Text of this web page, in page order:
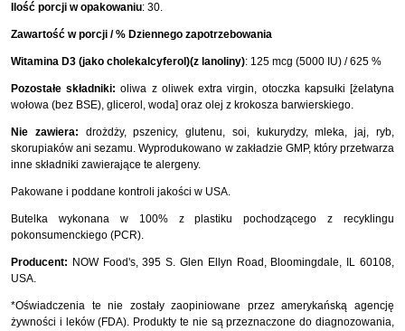
Ilość porcji w opakowaniu: 30.
Zawartość w porcji / % Dziennego zapotrzebowania
Witamina D3 (jako cholekalcyferol)(z lanoliny): 125 mcg (5000 IU) / 625 %
Pozostałe składniki: oliwa z oliwek extra virgin, otoczka kapsułki [żelatyna
wołowa (bez BSE), glicerol, woda] oraz olej z krokosza barwierskiego.
Nie zawiera: drożdży, pszenicy, glutenu, soi, kukurydzy, mleka, jaj, ryb,
skorupiaków ani sezamu. Wyprodukowano w zakładzie GMP, który przetwarza
inne składniki zawierające te alergeny.
Pakowane i poddane kontroli jakości w USA.
Butelka wykonana w 100% z plastiku pochodzącego z recyklingu
pokonsumenckiego (PCR).
Producent: NOW Food's, 395 S. Glen Ellyn Road, Bloomingdale, IL 60108,
USA.
*Oświadczenia te nie zostały zaopiniowane przez amerykańską agencję
żywności i leków (FDA). Produkty te nie są przeznaczone do diagnozowania,